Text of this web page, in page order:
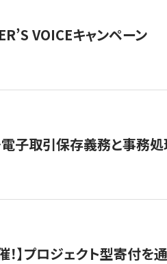
VOICEキャンペーン
子取引保存義務と事務
！】プロジェクト型寄付